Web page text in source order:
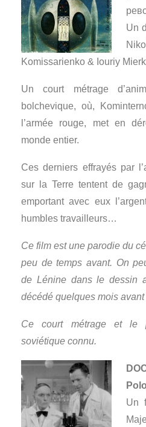
Un
Komissarienko & Iouriy
Un court métrage
bolchevique, où,
l’armée rouge, met en
monde entier.
Ces derniers effrayés par
sur la Terre tentent de
emportant avec eux
humbles travailleurs…
Ce film est une parodie du
peu de temps avant. On
de Lénine dans le dessin
décédé quelques mois
Ce court métrage et le
soviétique connu.
Un